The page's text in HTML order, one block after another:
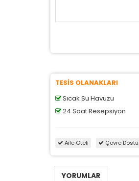
TESİS OLANAKLARI
Sıcak Su Havuzu
24 Saat Resepsiyon
Aile Oteli Çevre Dostu
YORUMLAR